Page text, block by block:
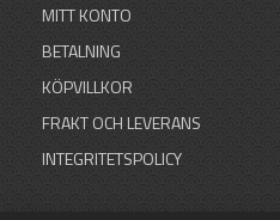
MITT KONTO
BETALNING
KÖPVILLKOR
FRAKT OCH LEVERANS
INTEGRITETSPOLICY